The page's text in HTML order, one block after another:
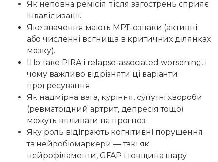
Як неповна ремісія після загострень сприяє
інвалідизації.
Яке значення мають МРТ-ознаки (активні
або численні вогнища в критичних ділянках
мозку).
Що таке PIRA і relapse-associated worsening, і
чому важливо відрізняти ці варіанти
прогресування.
Як надмірна вага, куріння, супутні хвороби
(ревматоїдний артрит, депресія тощо)
можуть впливати на прогноз.
Яку роль відіграють когнітивні порушення
та нейробіомаркери — такі як
нейрофіламенти, GFAP і товщина шару